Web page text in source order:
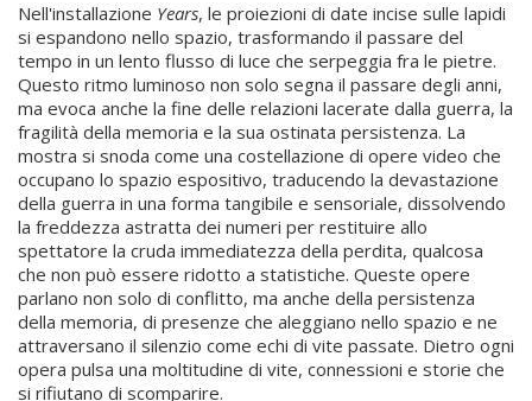
Nell'installazione Years, le proiezioni di date incise sulle lapidi
si espandono nello spazio, trasformando il passare del
tempo in un lento flusso di luce che serpeggia fra le pietre.
Questo ritmo luminoso non solo segna il passare degli anni,
ma evoca anche la fine delle relazioni lacerate dalla guerra, la
fragilità della memoria e la sua ostinata persistenza. La
mostra si snoda come una costellazione di opere video che
occupano lo spazio espositivo, traducendo la devastazione
della guerra in una forma tangibile e sensoriale, dissolvendo
la freddezza astratta dei numeri per restituire allo
spettatore la cruda immediatezza della perdita, qualcosa
che non può essere ridotto a statistiche. Queste opere
parlano non solo di conflitto, ma anche della persistenza
della memoria, di presenze che aleggiano nello spazio e ne
attraversano il silenzio come echi di vite passate. Dietro ogni
opera pulsa una moltitudine di vite, connessioni e storie che
si rifiutano di scomparire.